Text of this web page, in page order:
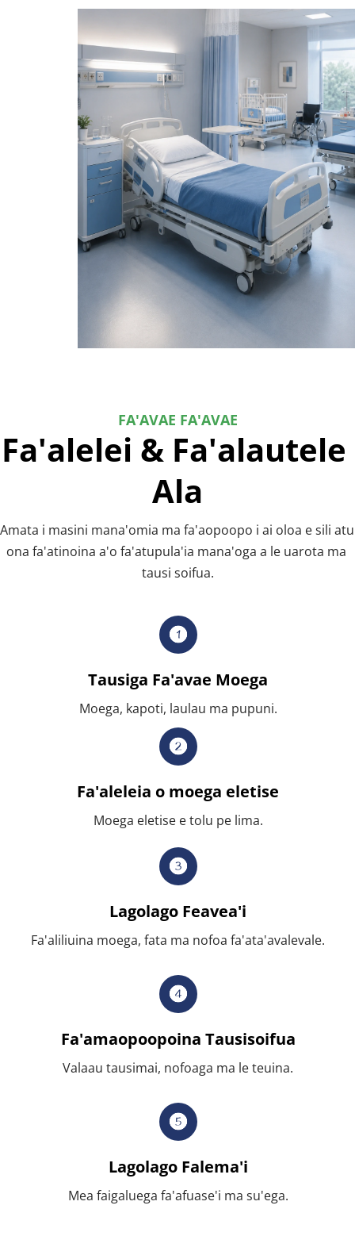
FA'AVAE FA'AVAE
Fa'alelei & Fa'alautele
Ala
Amata i masini mana'omia ma fa'aopoopo i ai oloa e sili atu
ona fa'atinoina a'o fa'atupula'ia mana'oga a le uarota ma
tausi soifua.
Tausiga Fa'avae Moega
Moega, kapoti, laulau ma pupuni.
Fa'aleleia o moega eletise
Moega eletise e tolu pe lima.
Lagolago Feavea'i
Fa'aliliuina moega, fata ma nofoa fa'ata'avalevale.
Fa'amaopoopoina Tausisoifua
Valaau tausimai, nofoaga ma le teuina.
Lagolago Falema'i
Mea faigaluega fa'afuase'i ma su'ega.